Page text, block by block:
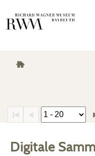
Digitale